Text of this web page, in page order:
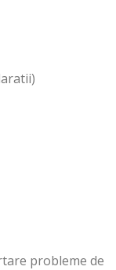
probleme de